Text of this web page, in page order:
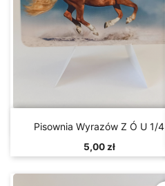
Szybki podgląd
Pisownia Wyrazów Z Ó U 1/4
5,00 zł